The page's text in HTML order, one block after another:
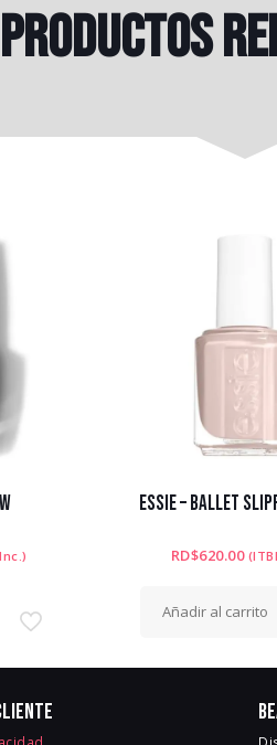
Productos
ESSIE – BALLET
RD$620.00
Añadir al carrito